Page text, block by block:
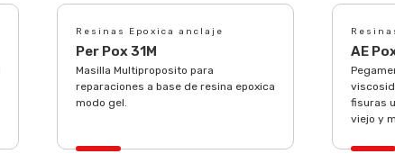
Resinas Epoxica anclaje
Per Pox 31M
Masilla Multiproposito para
reparaciones a base de resina epoxica
modo gel.
AE
fisuras
viejo y